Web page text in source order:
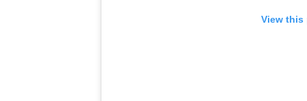
View this